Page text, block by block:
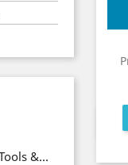
Administration, Tools & Integrationen